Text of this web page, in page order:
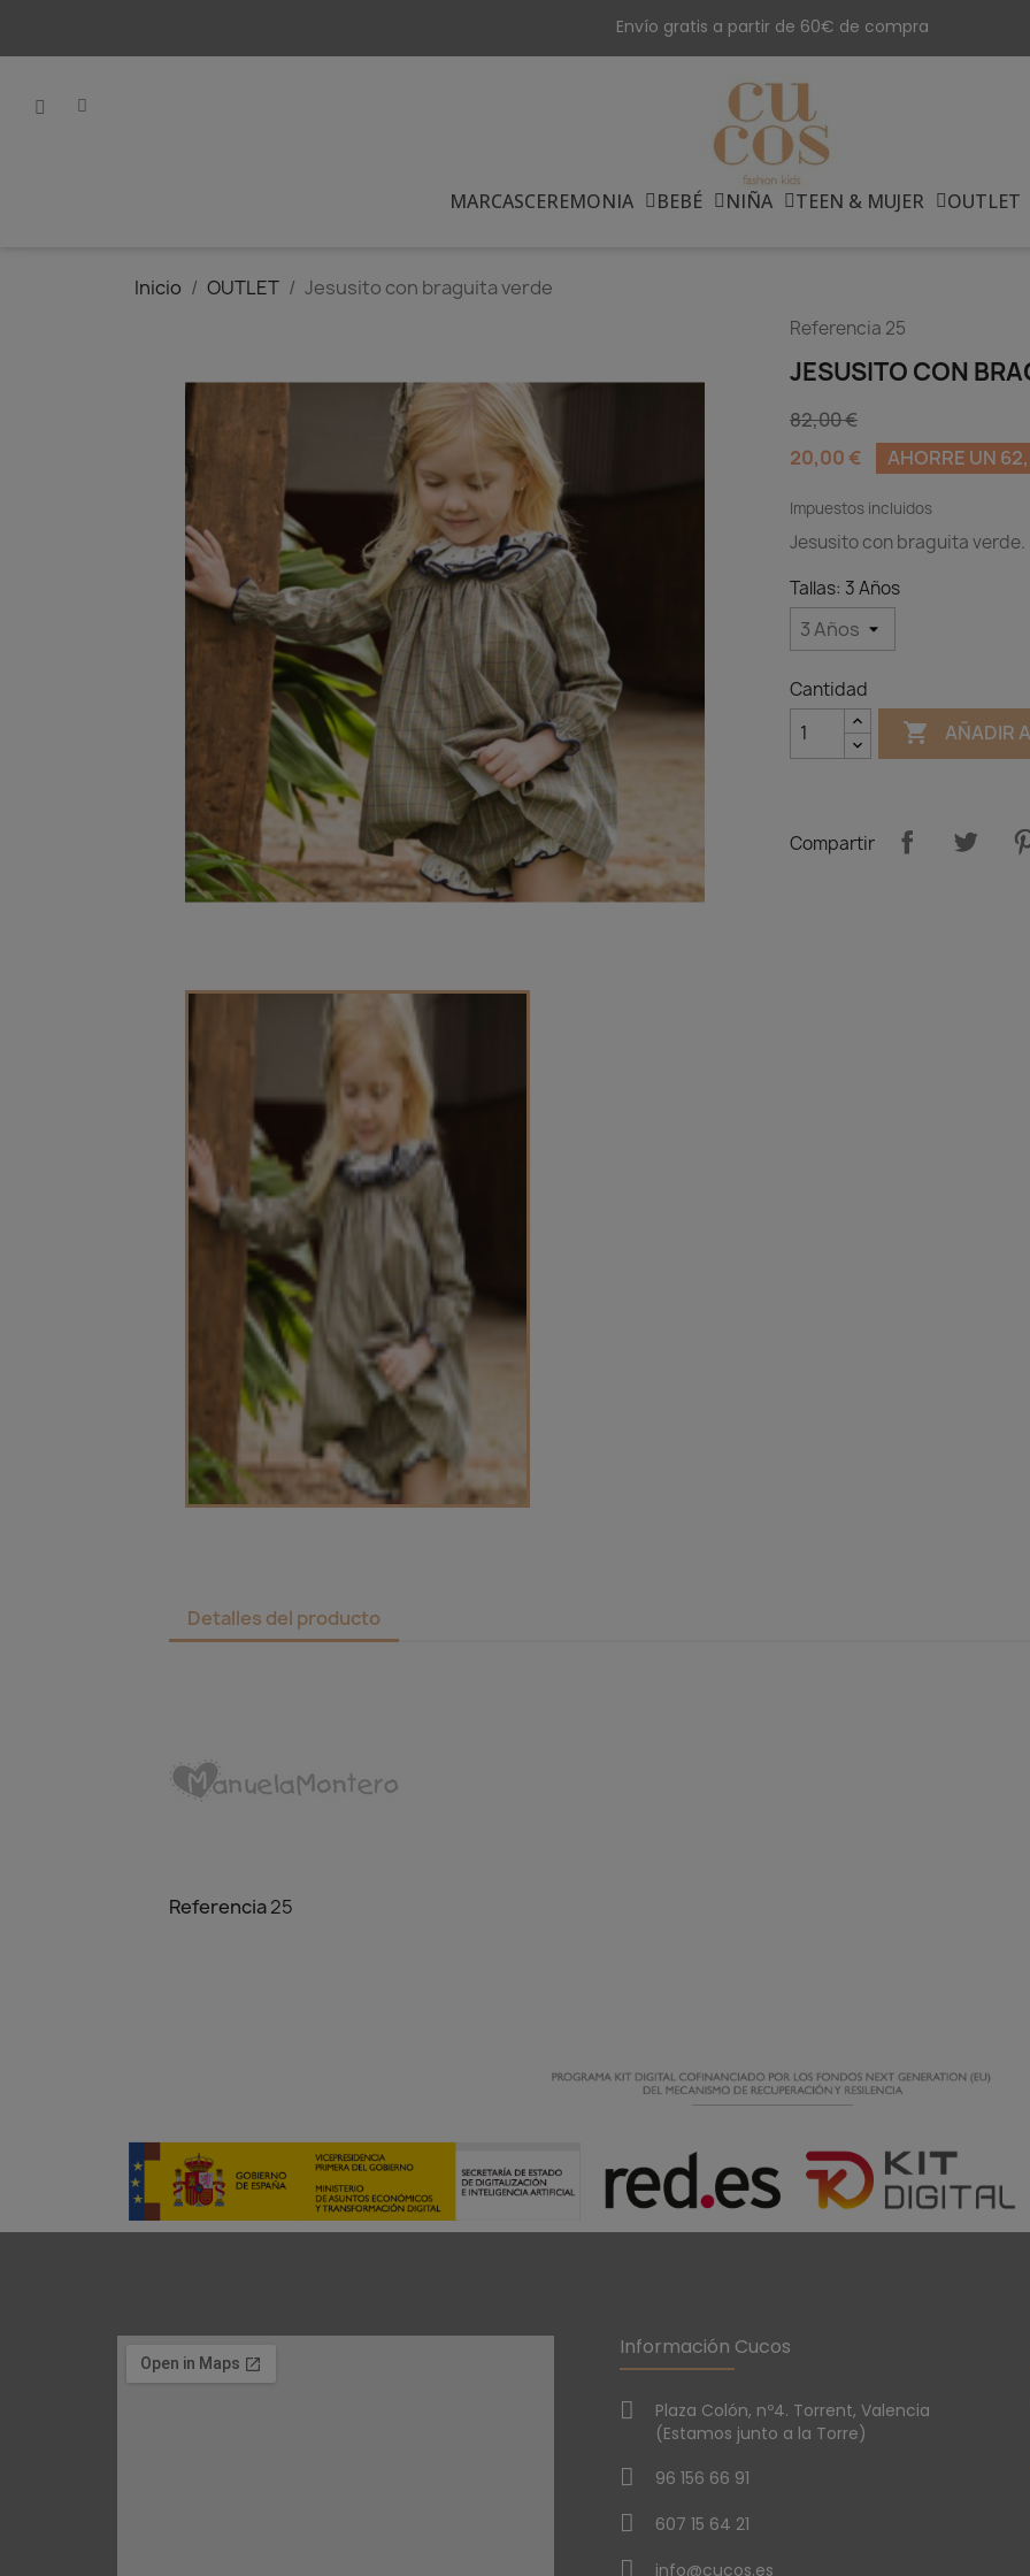
Envío gratis a partir de 60€ de compra
MARCASCEREMONIA BEBÉ NIÑA TEEN & MUJER OUTLET
Inicio OUTLET Jesusito con braguita verde
Referencia 25
JESUSITO CON
82,00 €
20,00 €
AHORRE UN
Impuestos incluidos
Jesusito con braguita verde.
Tallas: 3 Años
Cantidad
 AÑADIR
Compartir
Detalles del producto
Referencia25
Información Cucos
Plaza Colón, nº4. Torrent, Valencia
(Estamos junto a la Torre)
96 156 66 91
607 15 64 21
info@cucos.es